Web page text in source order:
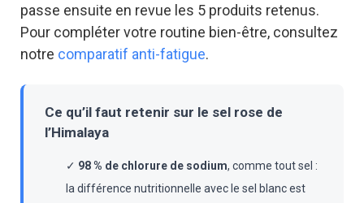
passe ensuite en revue les 5 produits retenus.
Pour compléter votre routine bien-être, consultez
notre comparatif anti-fatigue.
Ce qu’il faut retenir sur le sel rose de
l’Himalaya
✓ 98 % de chlorure de sodium, comme tout sel :
la différence nutritionnelle avec le sel blanc est